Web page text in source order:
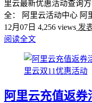
里云最新优惠活动查询
全： 阿里云活动中心 阿
12月07日 4,256 views 发
阅读全文
里云双11优惠活动
阿里云充值返